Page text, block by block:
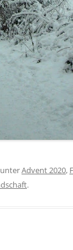
unterAdvent 2020,
.